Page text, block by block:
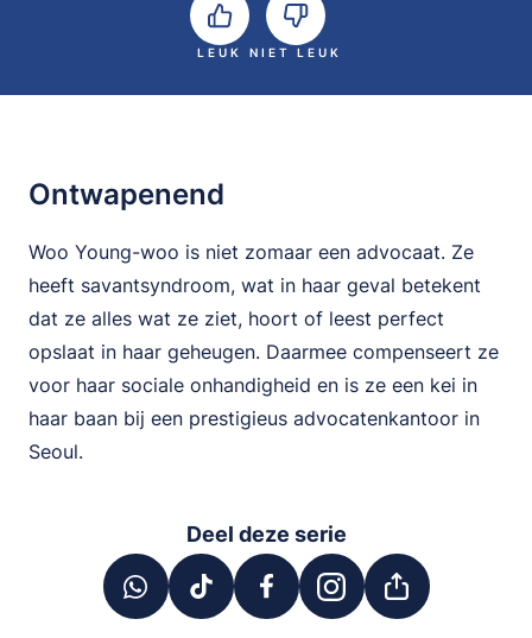
LEUK NIET LEUK
Ontwapenend
Woo Young-woo is niet zomaar een advocaat. Ze
heeft savantsyndroom, wat in haar geval betekent
dat ze alles wat ze ziet, hoort of leest perfect
opslaat in haar geheugen. Daarmee compenseert ze
voor haar sociale onhandigheid en is ze een kei in
haar baan bij een prestigieus advocatenkantoor in
Seoul.
Deel deze serie